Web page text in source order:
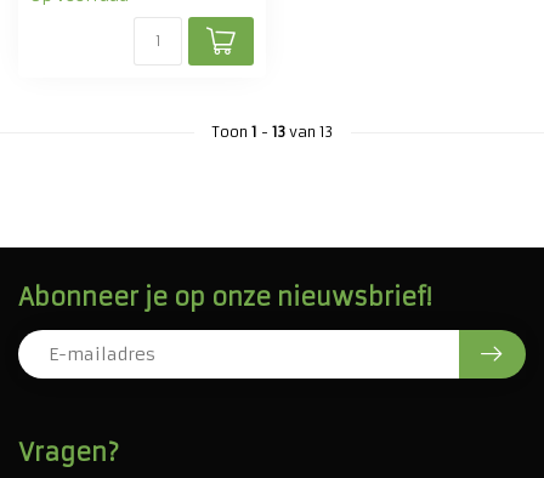
Toon 1 - 13van 13
Vragen?
Abonneer je op onze nieuwsbrief!